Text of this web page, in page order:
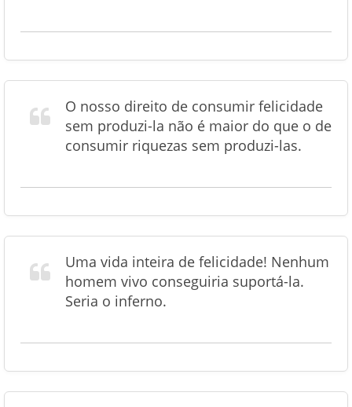
O nosso direito de consumir felicidade
sem produzi-la não é maior do que o de
consumir riquezas sem produzi-las.
Uma vida inteira de felicidade! Nenhum
homem vivo conseguiria suportá-la.
Seria o inferno.